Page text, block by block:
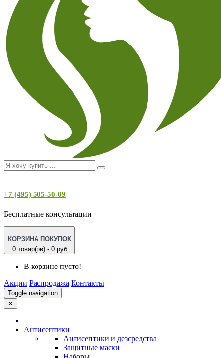
+7 (495) 505-50-09
Бесплатные консультации
КОРЗИНА ПОКУПОК
0 товар(ов) - 0 руб
В корзине пусто!
Акции Распродажа Контакты
Toggle navigation
✕
Антисептики
Антисептики и дезсредства
Защитные маски